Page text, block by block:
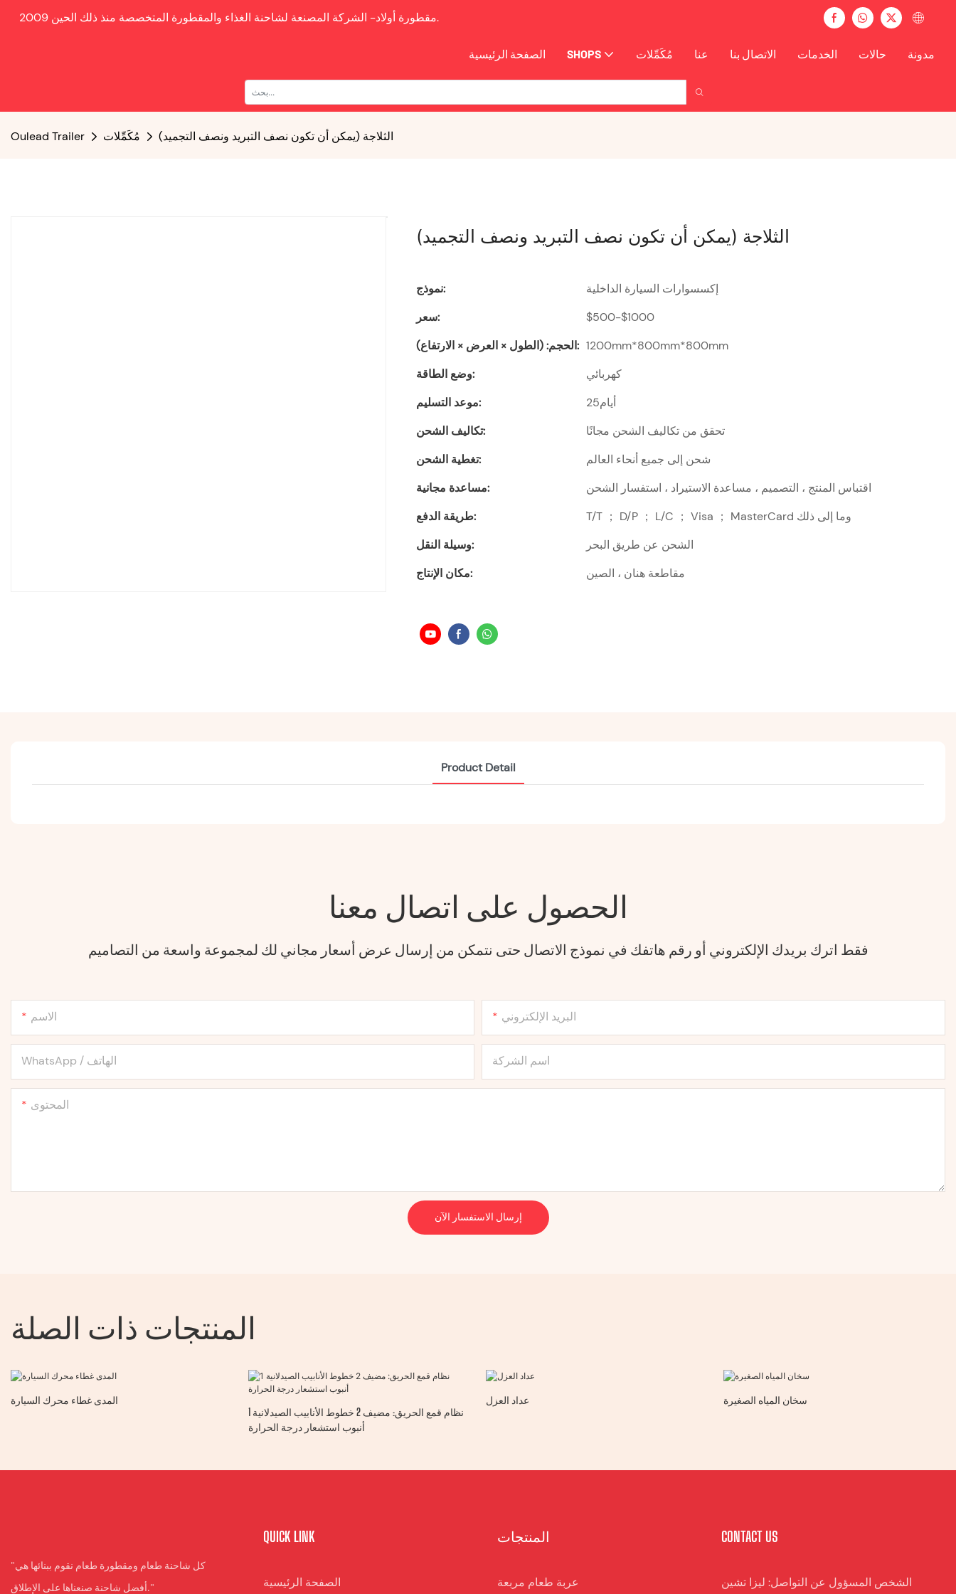
مقطورة أولاد- الشركة المصنعة لشاحنة الغذاء والمقطورة المتخصصة منذ ذلك الحين 2009.
الصفحة الرئيسية SHOPS مُكَمِّلات عنا الاتصال بنا الخدمات حالات مدونة
Oulead Trailer مُكَمِّلات الثلاجة (يمكن أن تكون نصف التبريد ونصف التجميد)
الثلاجة (يمكن أن تكون نصف التبريد ونصف التجميد)
نموذج:
إكسسوارات السيارة الداخلية
سعر:
$500-$1000
الحجم: (الطول × العرض × الارتفاع): 1200mm*800mm*800mm
وضع الطاقة:
كهربائي
موعد التسليم:
أيام25
تكاليف الشحن:
تحقق من تكاليف الشحن مجانًا
تغطية الشحن:
شحن إلى جميع أنحاء العالم
مساعدة مجانية:
اقتباس المنتج ، التصميم ، مساعدة الاستيراد ، استفسار الشحن
طريقة الدفع:
T/T ； D/P ； L/C ； Visa ； MasterCard وما إلى ذلك
وسيلة النقل:
الشحن عن طريق البحر
مكان الإنتاج:
مقاطعة هنان ، الصين
Product Detail
الحصول على اتصال معنا
فقط اترك بريدك الإلكتروني أو رقم هاتفك في نموذج الاتصال حتى نتمكن من إرسال عرض أسعار مجاني لك لمجموعة واسعة من التصاميم
الاسم البريد الإلكتروني
WhatsApp / الهاتف اسم الشركة
المحتوى
إرسال الاستفسار الآن
المنتجات ذات الصلة
المدى غطاء محرك السيارة
نظام قمع الحريق: مضيف 2 خطوط الأنابيب الصيدلانية 1
أنبوب استشعار درجة الحرارة
عداد العزل سخان المياه الصغيرة
"كل شاحنة طعام ومقطورة طعام نقوم ببنائها هي
أفضل شاحنة صنعناها على الإطلاق."
QUICK LINK
الصفحة الرئيسية
المنتجات
عربة طعام مربعة
CONTACT US
الشخص المسؤول عن التواصل: ليزا تشين